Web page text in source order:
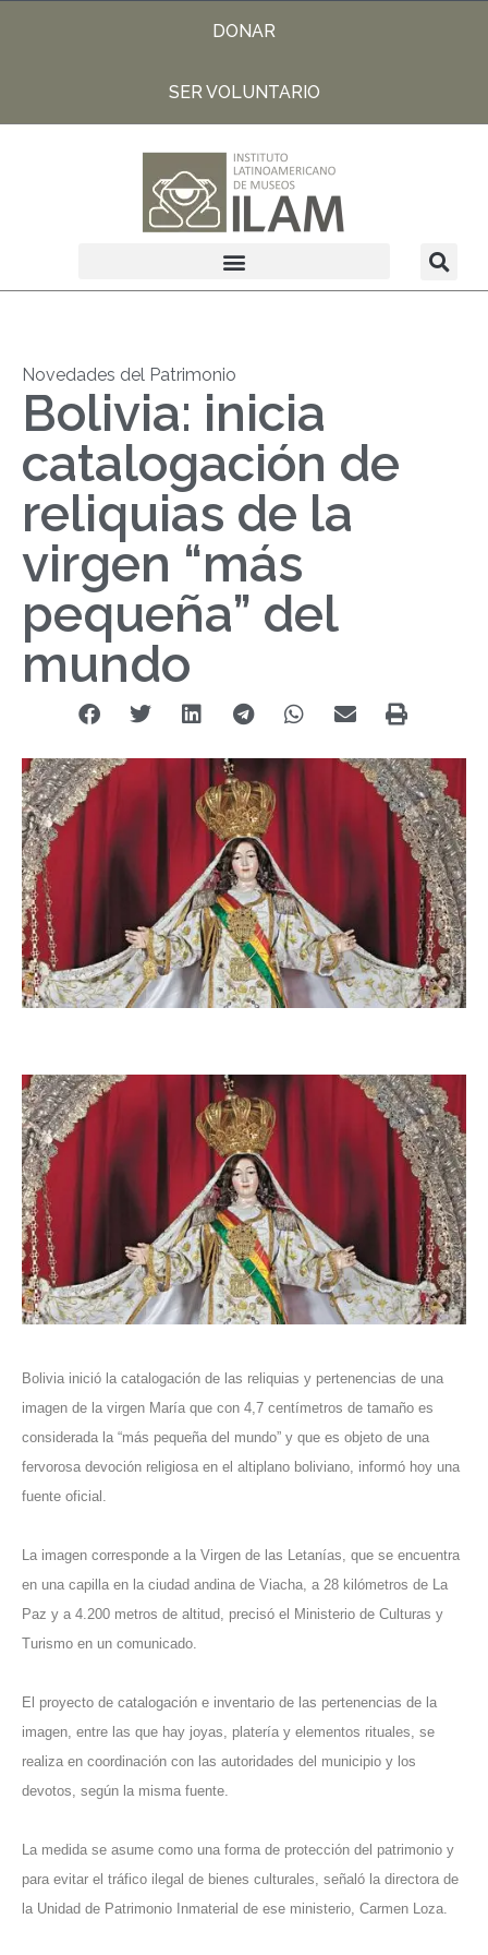
DONAR
SER VOLUNTARIO
Novedades del Patrimonio
Bolivia: inicia
catalogación de
reliquias de la
virgen “más
pequeña” del
mundo
Bolivia inició la catalogación de las reliquias y pertenencias de una
imagen de la virgen María que con 4,7 centímetros de tamaño es
considerada la “más pequeña del mundo” y que es objeto de una
fervorosa devoción religiosa en el altiplano boliviano, informó hoy una
fuente oficial.
La imagen corresponde a la Virgen de las Letanías, que se encuentra
en una capilla en la ciudad andina de Viacha, a 28 kilómetros de La
Paz y a 4.200 metros de altitud, precisó el Ministerio de Culturas y
Turismo en un comunicado.
El proyecto de catalogación e inventario de las pertenencias de la
imagen, entre las que hay joyas, platería y elementos rituales, se
realiza en coordinación con las autoridades del municipio y los
devotos, según la misma fuente.
La medida se asume como una forma de protección del patrimonio y
para evitar el tráfico ilegal de bienes culturales, señaló la directora de
la Unidad de Patrimonio Inmaterial de ese ministerio, Carmen Loza.